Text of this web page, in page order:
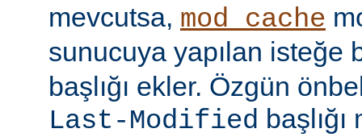
mevcutsa, mod_cache
sunucuya yapılan isteğe
başlığı ekler. Özgün
Last-Modified